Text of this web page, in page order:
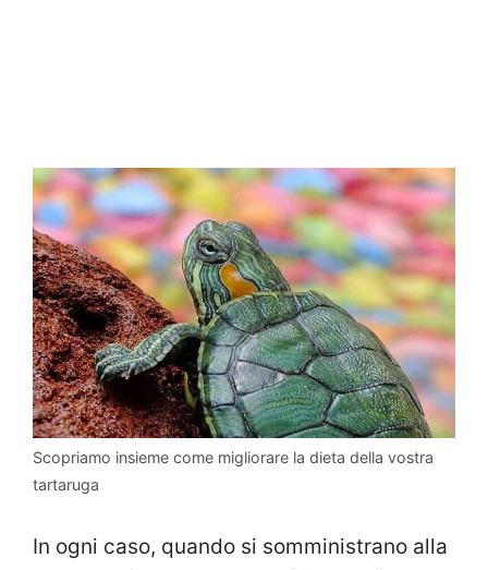
Scopriamo insieme come migliorare la dieta della vostra
tartaruga
In ogni caso, quando si somministrano alla